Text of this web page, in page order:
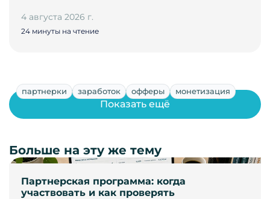
4 августа 2026 г.
24 минуты на чтение
партнерки заработок офферы монетизация
Партнерская программа: когда
участвовать и как проверять
Показать ещё
Больше на эту же тему